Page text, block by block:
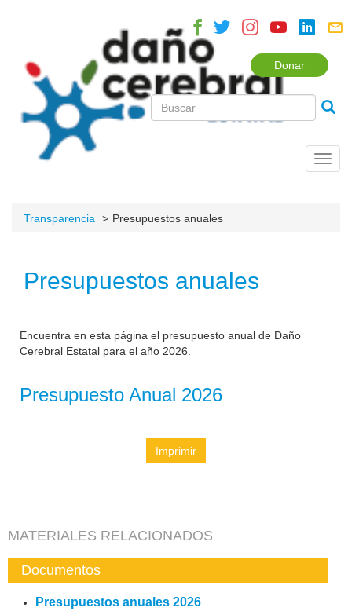
Donar
Transparencia Presupuestos anuales
Presupuestos anuales
Encuentra en esta página el presupuesto anual de Daño
Cerebral Estatal para el año 2026.
Presupuesto Anual 2026
Imprimir
MATERIALES RELACIONADOS
Documentos
Presupuestos anuales 2026